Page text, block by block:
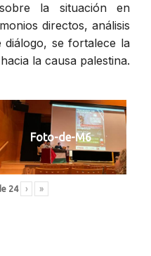
la situación en
directos, análisis
diálogo, se fortalece la
la causa palestina.
Foto-de-M6
24 › »